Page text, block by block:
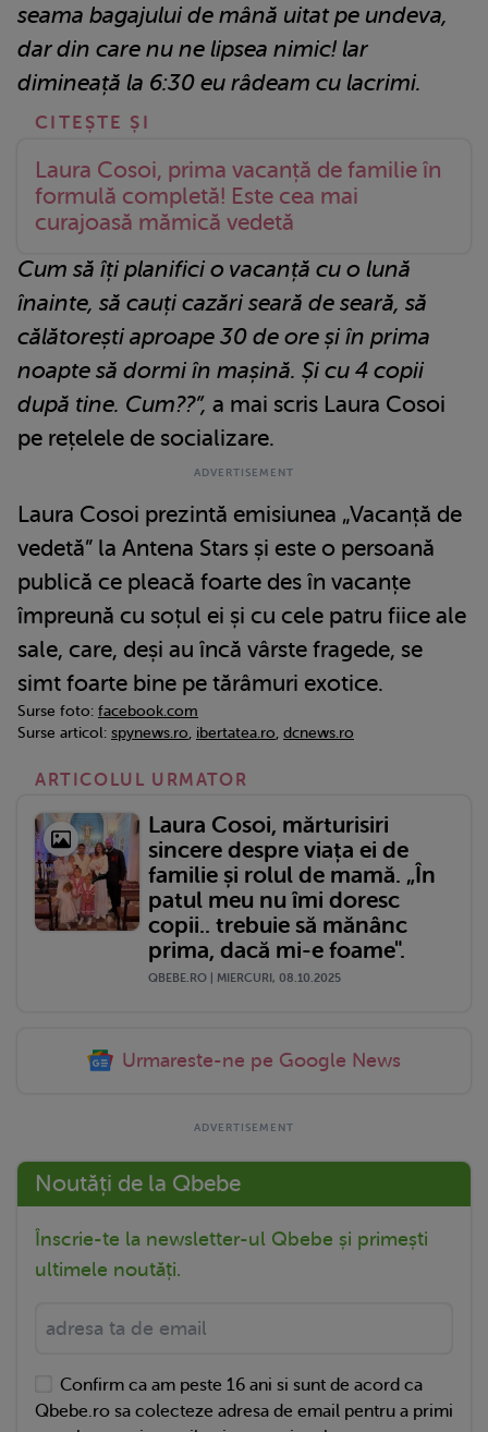
seama bagajului de mână uitat pe undeva,
dar din care nu ne lipsea nimic! lar
dimineață la 6:30 eu râdeam cu lacrimi.
Laura Cosoi, prima vacanță de familie în
formulă completă! Este cea mai
curajoasă mămică vedetă
Cum să îți planifici o vacanță cu o lună
înainte, să cauți cazări seară de seară, să
călătorești aproape 30 de ore și în prima
noapte să dormi în mașină. Și cu 4 copii
după tine. Cum??”, a mai scris Laura Cosoi
pe rețelele de socializare.
Laura Cosoi prezintă emisiunea „Vacanță de
vedetă” la Antena Stars și este o persoană
publică ce pleacă foarte des în vacanțe
împreună cu soțul ei și cu cele patru fiice ale
sale, care, deși au încă vârste fragede, se
simt foarte bine pe tărâmuri exotice.
Surse foto: facebook.com
Surse articol: spynews.ro ibertatea.ro dcnews.ro
ARTICOLUL URMATOR
Laura Cosoi, mărturisiri
sincere despre viața ei de
familie și rolul de mamă. „În
patul meu nu îmi doresc
copii.. trebuie să mănânc
prima, dacă mi-e foame".
QBEBE.RO | MIERCURI, 08.10.2025
Urmareste-ne pe Google News
Noutăți de la Qbebe
Înscrie-te la newsletter-ul Qbebe și primești
ultimele noutăți.
Confirm ca am peste 16 ani si sunt de acord ca
Qbebe.ro sa colecteze adresa de email pentru a primi